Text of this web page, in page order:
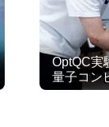
OptQC実
量子コン